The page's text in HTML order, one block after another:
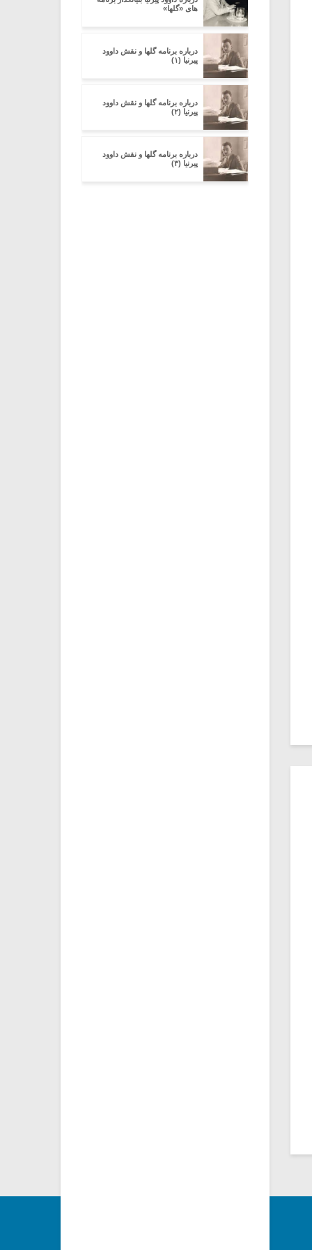
های «گلها»
درباره برنامه گلها و نقش داوود
پیرنیا (۱)
درباره برنامه گلها و نقش داوود
پیرنیا (۲)
درباره برنامه گلها و نقش داوود
پیرنیا (۳)